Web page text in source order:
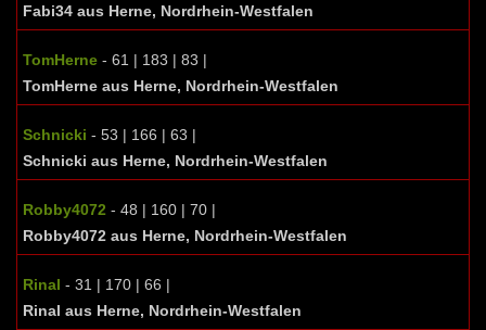
Fabi34 aus Herne, Nordrhein-Westfalen
TomHerne - 61 | 183 | 83 |
TomHerne aus Herne, Nordrhein-Westfalen
Schnicki - 53 | 166 | 63 |
Schnicki aus Herne, Nordrhein-Westfalen
Robby4072 - 48 | 160 | 70 |
Robby4072 aus Herne, Nordrhein-Westfalen
Rinal - 31 | 170 | 66 |
Rinal aus Herne, Nordrhein-Westfalen